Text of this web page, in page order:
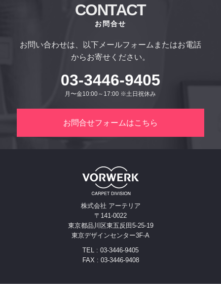
CONTACT
お問合せ
お問い合わせは、以下メールフォームまたはお電話
からお寄せください。
03-3446-9405
月〜金10:00～17:00 ※土日祝休み
お問合せフォームはこちら
株式会社 アーテリア
〒141-0022
東京都品川区東五反田5-25-19
東京デザインセンター3F-A
TEL : 03-3446-9405
FAX : 03-3446-9408